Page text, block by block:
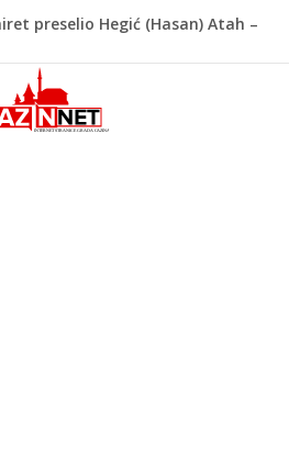
preselio Hegić (Hasan) Atah –
preselio KOLJIĆ (Meho) MUNIB
Alibabić otišao prije više od
iz bolnice u Bihaću, otac: